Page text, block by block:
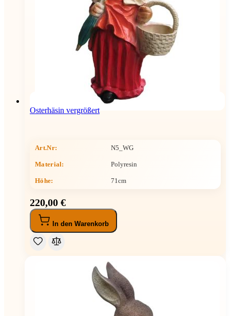
Osterhäsin vergrößert
Art.Nr: N5_WG
Material: Polyresin
Höhe: 71cm
220,00 €
In den Warenkorb